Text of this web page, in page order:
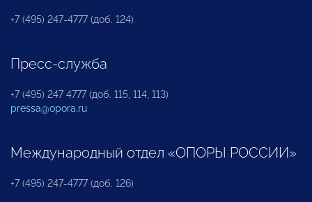
+7 (495) 247-4777 (доб. 124)
Пресс-служба
+7 (495) 247 4777 (доб. 115, 114, 113)
pressa@opora.ru
Международный отдел «ОПОРЫ РОССИИ»
+7 (495) 247-4777 (доб. 126)